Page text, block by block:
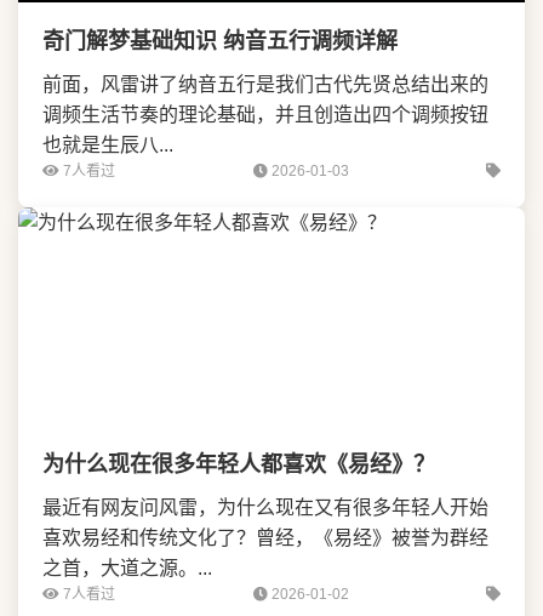
奇门解梦基础知识 纳音五行调频详解
前面，风雷讲了纳音五行是我们古代先贤总结出来的
调频生活节奏的理论基础，并且创造出四个调频按钮
也就是生辰八...
7人看过 2026-01-03
为什么现在很多年轻人都喜欢《易经》？
最近有网友问风雷，为什么现在又有很多年轻人开始
喜欢易经和传统文化了？曾经，《易经》被誉为群经
之首，大道之源。...
7人看过 2026-01-02